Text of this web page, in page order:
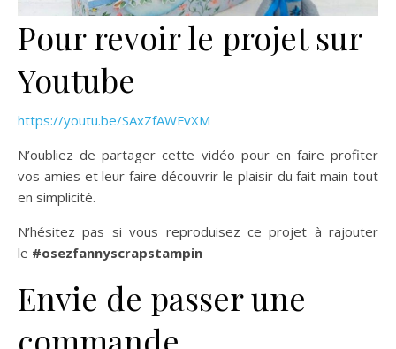
Pour revoir le projet sur
Youtube
https://youtu.be/SAxZfAWFvXM
N’oubliez de partager cette vidéo pour en faire profiter
vos amies et leur faire découvrir le plaisir du fait main tout
en simplicité.
N’hésitez pas si vous reproduisez ce projet à rajouter
le #osezfannyscrapstampin
Envie de passer une
commande